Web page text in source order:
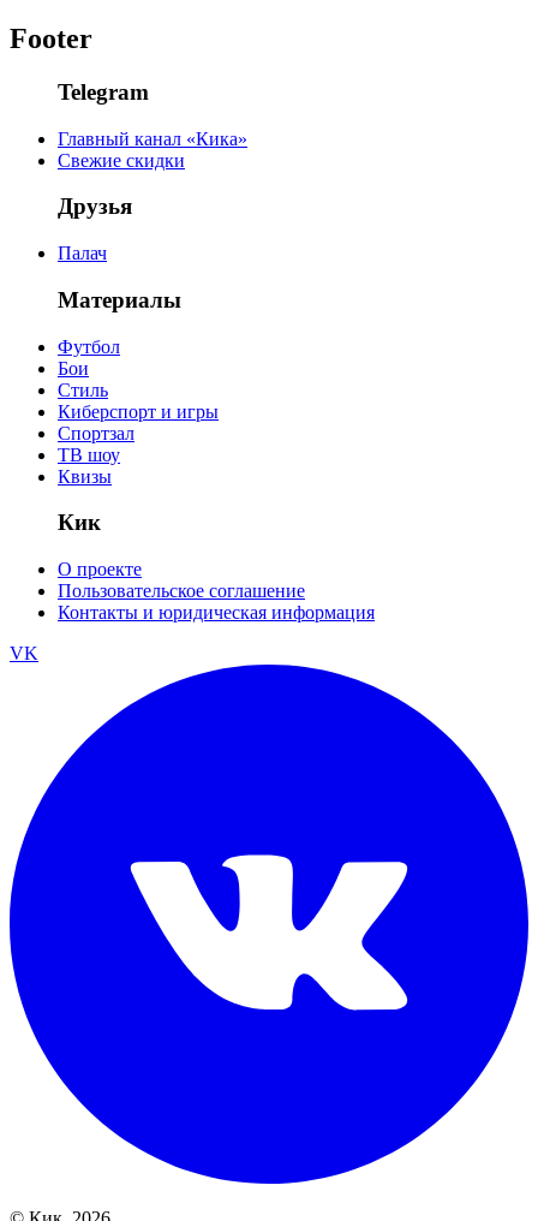
Footer
Telegram
Главный канал «Кика»
Свежие скидки
Друзья
Палач
Материалы
Футбол
Бои
Стиль
Киберспорт и игры
Спортзал
ТВ шоу
Квизы
Кик
О проекте
Пользовательское соглашение
Контакты и юридическая информация
VK